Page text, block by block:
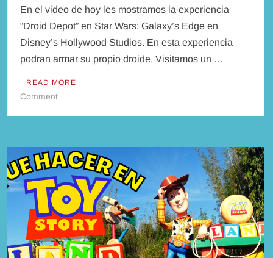
En el video de hoy les mostramos la experiencia
“Droid Depot” en Star Wars: Galaxy’s Edge en
Disney’s Hollywood Studios. En esta experiencia
podran armar su propio droide. Visitamos un …
READ MORE
Commenton
Edge:
Armamos
nuestro
propio
Droide
–
Experiencia
Droid